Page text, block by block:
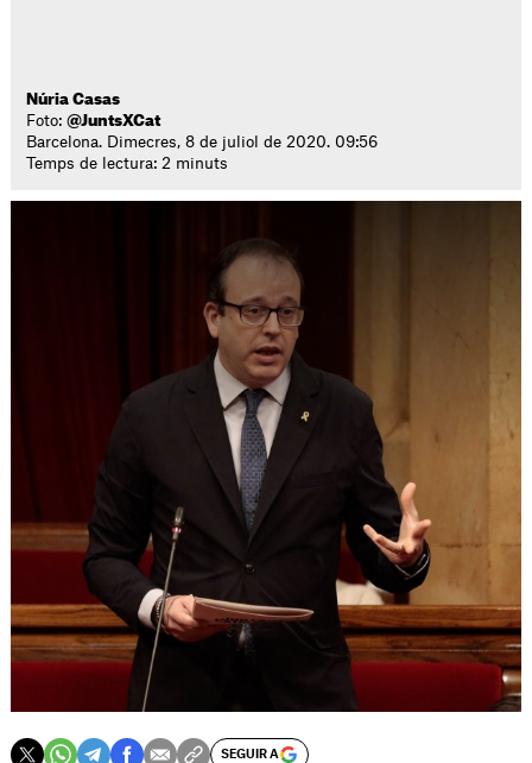
Núria Casas
Foto:@JuntsXCat
Barcelona. Dimecres, 8 de juliol de 2020. 09:56
Temps de lectura: 2 minuts
SEGUIR A